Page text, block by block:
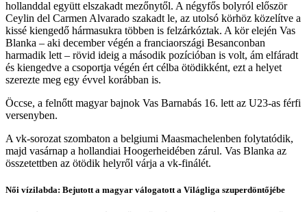
hollanddal együtt elszakadt mezőnytől. A négyfős bolyról először
Ceylin del Carmen Alvarado szakadt le, az utolsó körhöz közelítve a
kissé kiengedő hármasukra többen is felzárkóztak. A kör elején Vas
Blanka – aki december végén a franciaországi Besanconban
harmadik lett – rövid ideig a második pozícióban is volt, ám elfáradt
és kiengedve a csoportja végén ért célba ötödikként, ezt a helyet
szerezte meg egy évvel korábban is.
Öccse, a felnőtt magyar bajnok Vas Barnabás 16. lett az U23-as férfi
versenyben.
A vk-sorozat szombaton a belgiumi Maasmachelenben folytatódik,
majd vasárnap a hollandiai Hoogerheidében zárul. Vas Blanka az
összetettben az ötödik helyről várja a vk-finálét.
Női vízilabda: Bejutott a magyar válogatott a Világliga szuperdöntőjébe